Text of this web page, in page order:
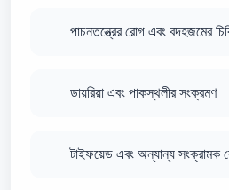
পাচনতন্ত্রের রোগ এবং বদহজমের
ডায়রিয়া এবং পাকস্থলীর সংক্রমণ
টাইফয়েড এবং অন্যান্য সংক্রামক